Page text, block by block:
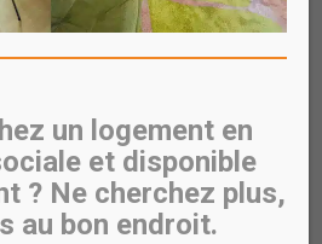
le
menu
un logement en
et disponible
? Ne cherchez plus,
au bon endroit.